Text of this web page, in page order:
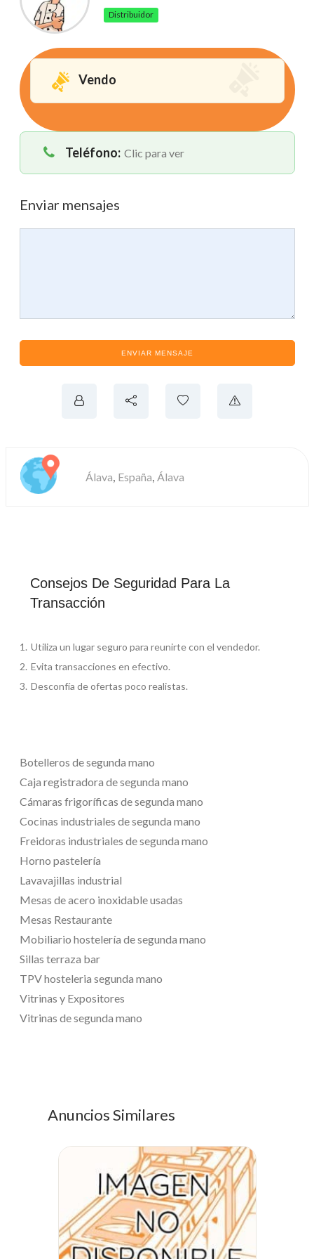
Distribuidor
Vendo
Teléfono: Clic para ver
Enviar mensajes
ENVIAR MENSAJE
Álava, España, Álava
Consejos De Seguridad Para La
Transacción
Utiliza un lugar seguro para reunirte con el vendedor.
Evita transacciones en efectivo.
Desconfía de ofertas poco realistas.
Botelleros de segunda mano
Caja registradora de segunda mano
Cámaras frigoríficas de segunda mano
Cocinas industriales de segunda mano
Freidoras industriales de segunda mano
Horno pastelería
Lavavajillas industrial
Mesas de acero inoxidable usadas
Mesas Restaurante
Mobiliario hostelería de segunda mano
Sillas terraza bar
TPV hosteleria segunda mano
Vitrinas y Expositores
Vitrinas de segunda mano
Anuncios Similares